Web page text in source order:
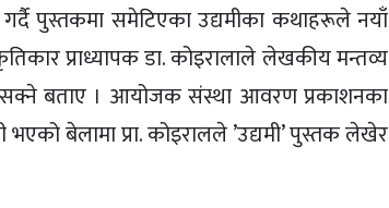
गर्दै पुस्तकमा समेटिएका उद्यमीका कथाहरूले नयाँ
प्राध्यापक डा. कोइरालाले लेखकीय मन्तव्य
सक्ने बताए । आयोजक संस्था आवरण प्रकाशनका
बेलामा प्रा. कोइरालले ’उद्यमी’ पुस्तक लेखेर